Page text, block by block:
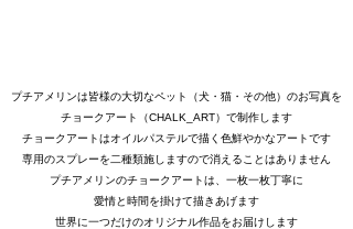
プチアメリンは皆様の大切なペット（犬・猫・その他）のお写真を
チョークアート（CHALK_ART）で制作します
チョークアートはオイルパステルで描く色鮮やかなアートです
専用のスプレーを二種類施しますので消えることはありません
プチアメリンのチョークアートは、一枚一枚丁寧に
愛情と時間を掛けて描きあげます
世界に一つだけのオリジナル作品をお届けします